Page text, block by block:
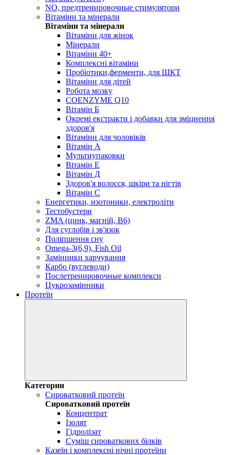
NO, предтренировочные стимулятори
Вітаміни та мінерали
Вітаміни та мінерали
Вітаміни для жінок
Мінерали
Вітаміни 40+
Комплексні вітаміни
Пробіотики,ферменти, для ШКТ
Вітаміни для дітей
Робота мозку
COENZYME Q10
Вітамін Б
Окремі екстракти і добавки для зміцнення
здоров'я
Вітаміни для чоловіків
Вітамін А
Мультиупаковки
Вітамін Е
Вітамін Д
Здоров'я волосся, шкіри та нігтів
Вітамін С
Енергетики, изотоники, електроліти
Тестобустери
ZMA (цинк, магній, В6)
Для суглобів і зв'язок
Поліпшення сну
Omega-3(6,9), Fish Oil
Замінники харчування
Карбо (вуглеводи)
Послетренировочные комплекси
Цукрозамінники
Протеїн
Категории
Сироватковий протеїн
Сироватковий протеїн
Концентрат
Ізолят
Гідролізат
Суміш сироваткових білків
Казеїн і комплексні нічні протеїни